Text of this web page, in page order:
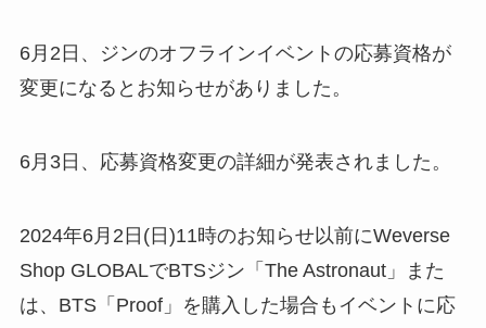
6月2日、ジンのオフラインイベントの応募資格が
変更になるとお知らせがありました。
6月3日、応募資格変更の詳細が発表されました。
2024年6月2日(日)11時のお知らせ以前にWeverse
Shop GLOBALでBTSジン「The Astronaut」また
は、BTS「Proof」を購入した場合もイベントに応